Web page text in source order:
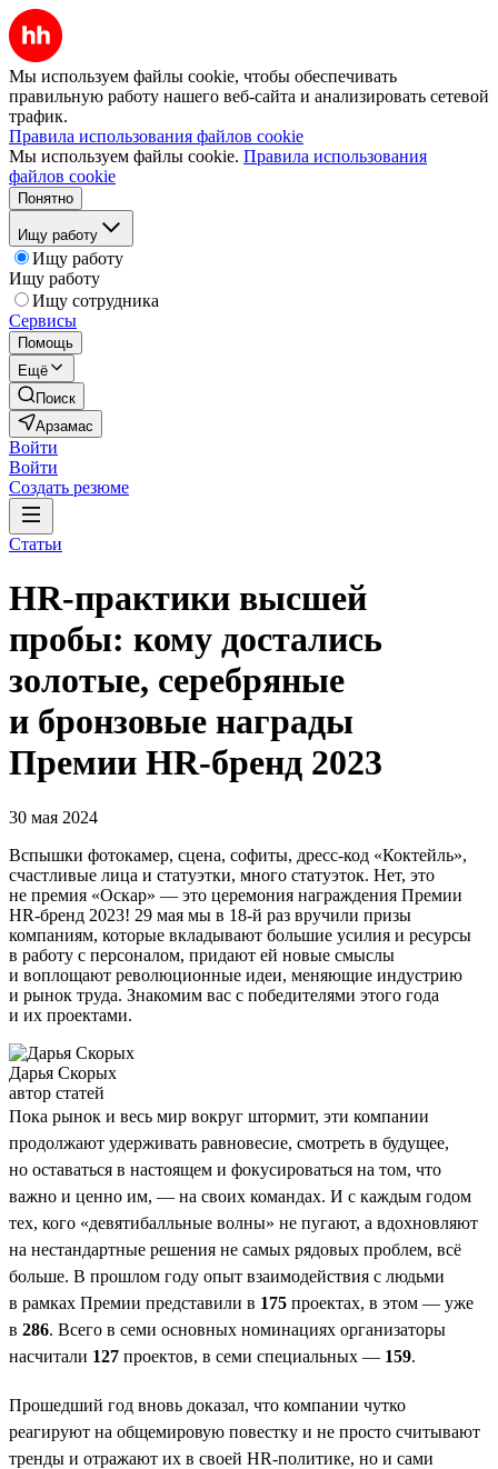
Мы используем файлы cookie, чтобы обеспечивать
правильную работу нашего веб-сайта и анализировать сетевой
трафик.
Правила использования файлов cookie
Мы используем файлы cookie. Правила использования
файлов cookie
Понятно
Ищу работу
Ищу работу
Ищу работу
Ищу сотрудника
Сервисы
Помощь
Ещё
Поиск
Арзамас
Войти
Войти
Создать резюме
Статьи
HR-практики высшей
пробы: кому достались
золотые, серебряные
и бронзовые награды
Премии HR-бренд 2023
30 мая 2024
Вспышки фотокамер, сцена, софиты, дресс-код «Коктейль»,
счастливые лица и статуэтки, много статуэток. Нет, это
не премия «Оскар» — это церемония награждения Премии
HR-бренд 2023! 29 мая мы в 18-й раз вручили призы
компаниям, которые вкладывают большие усилия и ресурсы
в работу с персоналом, придают ей новые смыслы
и воплощают революционные идеи, меняющие индустрию
и рынок труда. Знакомим вас с победителями этого года
и их проектами.
Дарья Скорых
автор статей
Пока рынок и весь мир вокруг штормит, эти компании
продолжают удерживать равновесие, смотреть в будущее,
но оставаться в настоящем и фокусироваться на том, что
важно и ценно им, — на своих командах. И с каждым годом
тех, кого «девятибалльные волны» не пугают, а вдохновляют
на нестандартные решения не самых рядовых проблем, всё
больше. В прошлом году опыт взаимодействия с людьми
в рамках Премии представили в 175 проектах, в этом — уже
в 286. Всего в семи основных номинациях организаторы
насчитали 127 проектов, в семи специальных — 159.
Прошедший год вновь доказал, что компании чутко
реагируют на общемировую повестку и не просто считывают
тренды и отражают их в своей HR-политике, но и сами